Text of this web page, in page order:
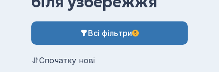
Всі фільтри 5
Спочатку нові